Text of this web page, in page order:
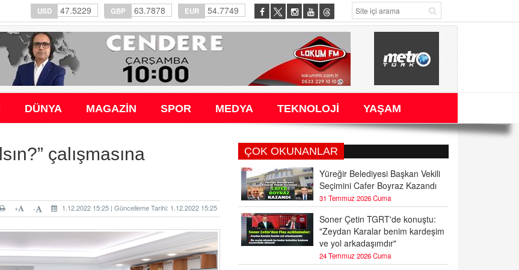
USD 47.5229 GBP 63.7878 EUR 54.7749
DÜNYA MAGAZİN SPOR MEDYA TEKNOLOJİ YAŞAM
çalışmasına
1.12.2022 15:25 | Güncelleme Tarihi: 1.12.2022 15:25
-
+
ÇOK OKUNANLAR
Yüreğir Belediyesi Başkan Vekili
Seçimini Cafer Boyraz Kazandı
31 Temmuz 2026 Cuma
Soner Çetin TGRT'de konuştu:
"Zeydan Karalar benim kardeşim
ve yol arkadaşımdır"
24 Temmuz 2026 Cuma